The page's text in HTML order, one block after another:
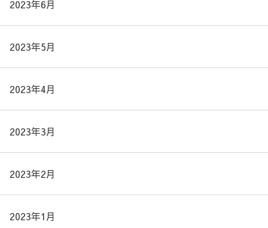
2023年6月
2023年5月
2023年4月
2023年3月
2023年2月
2023年1月